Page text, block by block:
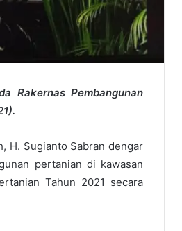
Rakernas Pembangunan
H. Sugianto Sabran dengar
pertanian di kawasan
Tahun 2021 secara